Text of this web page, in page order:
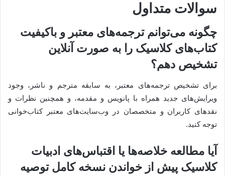
سوالات متداول
چگونه می‌توانم ترجمه‌های معتبر و باکیفیت
کتاب‌های کلاسیک را به صورت آنلاین
تشخیص دهم؟
برای تشخیص ترجمه‌های معتبر، به سابقه مترجم و ناشر، وجود
ویرایش‌های جدید همراه با پانویس و مقدمه، و همچنین نظرات و
نقدهای کاربران و متخصصان در وب‌سایت‌های معتبر کتاب‌خوانی
توجه کنید.
آیا مطالعه خلاصه‌ها یا اقتباس‌های ادبیات
کلاسیک پیش از خواندن نسخه کامل توصیه